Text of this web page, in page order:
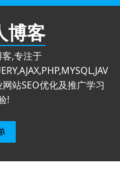
博客
,专注于
站SEO优化及推广学习
!